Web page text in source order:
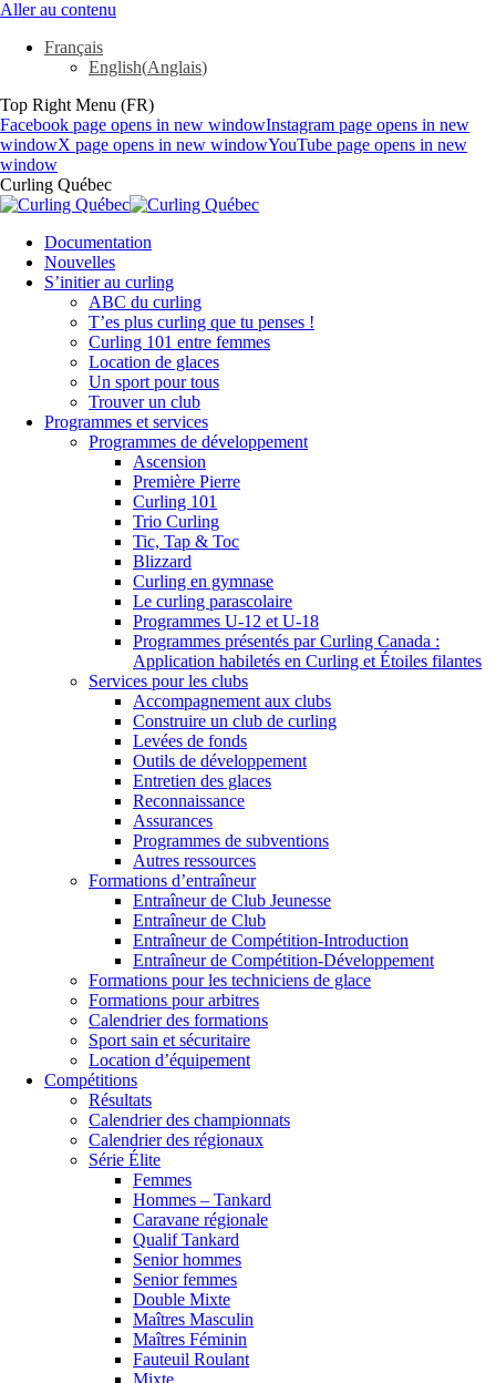
Aller au contenu
Français
English(Anglais)
Top Right Menu (FR)
Facebook page opens in new windowInstagram page opens in new
windowX page opens in new windowYouTube page opens in new
window
Curling Québec
Documentation
Nouvelles
S’initier au curling
ABC du curling
T’es plus curling que tu penses !
Curling 101 entre femmes
Location de glaces
Un sport pour tous
Trouver un club
Programmes et services
Programmes de développement
Ascension
Première Pierre
Curling 101
Trio Curling
Tic, Tap & Toc
Blizzard
Curling en gymnase
Le curling parascolaire
Programmes U-12 et U-18
Programmes présentés par Curling Canada :
Application habiletés en Curling et Étoiles filantes
Services pour les clubs
Accompagnement aux clubs
Construire un club de curling
Levées de fonds
Outils de développement
Entretien des glaces
Reconnaissance
Assurances
Programmes de subventions
Autres ressources
Formations d’entraîneur
Entraîneur de Club Jeunesse
Entraîneur de Club
Entraîneur de Compétition-Introduction
Entraîneur de Compétition-Développement
Formations pour les techniciens de glace
Formations pour arbitres
Calendrier des formations
Sport sain et sécuritaire
Location d’équipement
Compétitions
Résultats
Calendrier des championnats
Calendrier des régionaux
Série Élite
Femmes
Hommes – Tankard
Caravane régionale
Qualif Tankard
Senior hommes
Senior femmes
Double Mixte
Maîtres Masculin
Maîtres Féminin
Fauteuil Roulant
Mixte